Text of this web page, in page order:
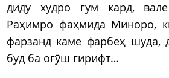
диду худро гум кард,
Раҳимро фаҳмида Миноро,
фарзанд каме фарбеҳ шуда,
буд ба оғӯш гирифт…